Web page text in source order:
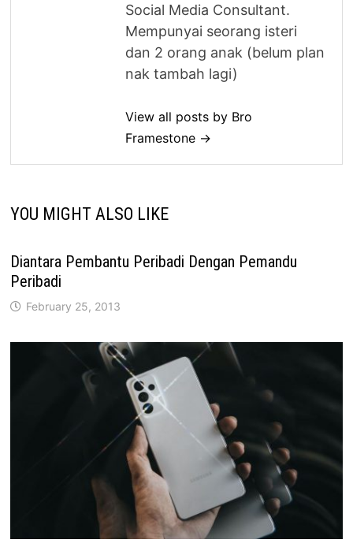
Social Media Consultant.
Mempunyai seorang isteri
dan 2 orang anak (belum plan
nak tambah lagi)
View all posts by Bro
Framestone →
YOU MIGHT ALSO LIKE
Diantara Pembantu Peribadi Dengan Pemandu
Peribadi
February 25, 2013